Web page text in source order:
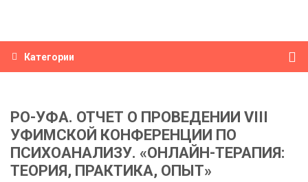
Категории
РО-УФА. ОТЧЕТ О ПРОВЕДЕНИИ VIII
УФИМСКОЙ КОНФЕРЕНЦИИ ПО
ПСИХОАНАЛИЗУ. «ОНЛАЙН-ТЕРАПИЯ:
ТЕОРИЯ, ПРАКТИКА, ОПЫТ»